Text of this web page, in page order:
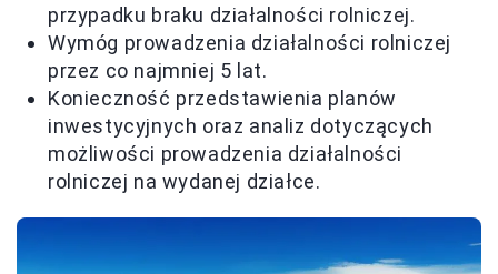
przypadku braku działalności rolniczej.
Wymóg prowadzenia działalności rolniczej
przez co najmniej 5 lat.
Konieczność przedstawienia planów
inwestycyjnych oraz analiz dotyczących
możliwości prowadzenia działalności
rolniczej na wydanej działce.